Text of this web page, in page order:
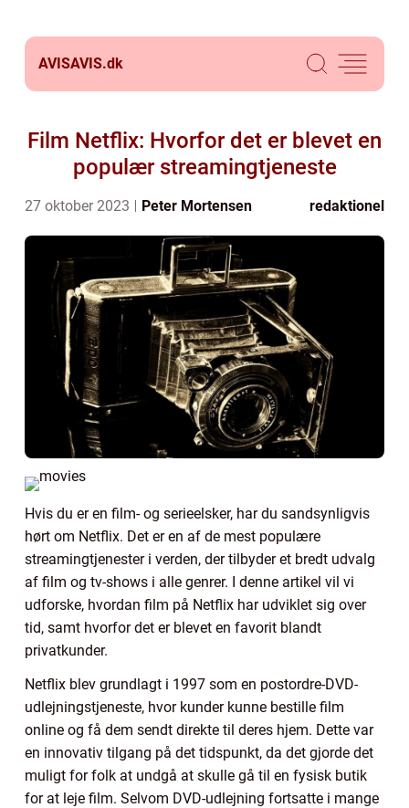
AVISAVIS.dk
Film Netflix: Hvorfor det er blevet en
populær streamingtjeneste
27 oktober 2023 Peter Mortensen redaktionel
Hvis du er en film- og serieelsker, har du sandsynligvis
hørt om Netflix. Det er en af de mest populære
streamingtjenester i verden, der tilbyder et bredt udvalg
af film og tv-shows i alle genrer. I denne artikel vil vi
udforske, hvordan film på Netflix har udviklet sig over
tid, samt hvorfor det er blevet en favorit blandt
privatkunder.
Netflix blev grundlagt i 1997 som en postordre-DVD-
udlejningstjeneste, hvor kunder kunne bestille film
online og få dem sendt direkte til deres hjem. Dette var
en innovativ tilgang på det tidspunkt, da det gjorde det
muligt for folk at undgå at skulle gå til en fysisk butik
for at leje film. Selvom DVD-udlejning fortsatte i mange